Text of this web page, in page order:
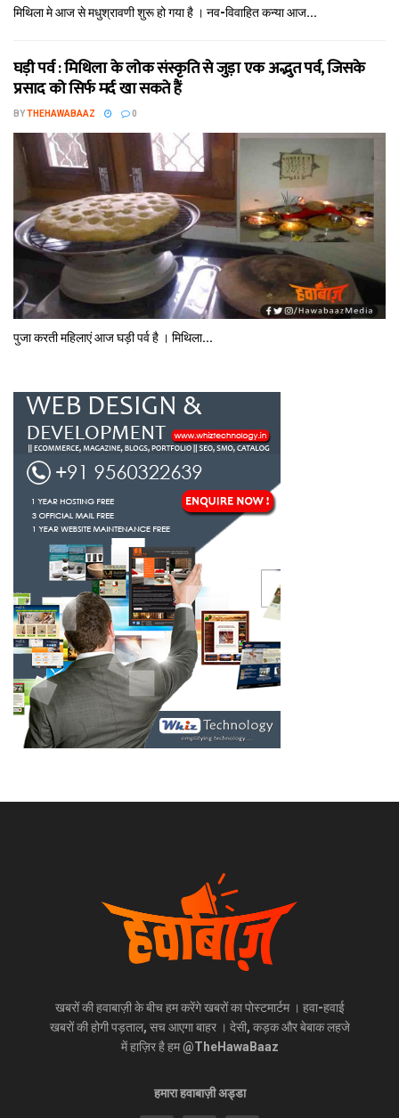
मिथि‍ला मे आज से मधुश्रावणी शुरू हो गया है । नव-विवाहित कन्‍या आज...
घड़ी पर्व : मिथि‍ला के लोक संस्कृति से जुड़ा एक अद्भुत पर्व, जिसके
प्रसाद को सिर्फ मर्द खा सकते हैं
BYTHEHAWABAAZ 0
पुजा करती महिलाएं आज घड़ी पर्व है । मिथि‍ला...
खबरों की हवाबाज़ी के बीच हम करेंगे खबरों का पोस्टमार्टम । हवा-हवाई
खबरों की होगी पड़ताल, सच आएगा बाहर । देसी, कड़क और बेबाक लहजे
में हाज़िर है हम @TheHawaBaaz
हमारा हवाबाज़ी अड्डा